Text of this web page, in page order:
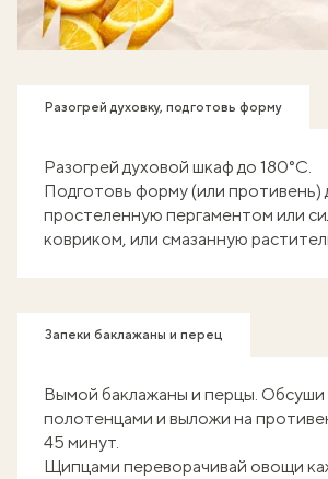
Разогрей духовку, подготовь форму
Разогрей духовой шкаф до 180°С.
Подготовь форму (или противень)
простеленную пергаментом или
ковриком, или смазанную
Запеки баклажаны и перец
Вымой баклажаны и перцы.
полотенцами и выложи на
45 минут.
Щипцами переворачивай овощи